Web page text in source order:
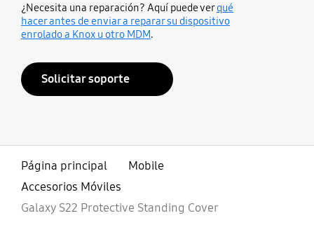
¿Necesita una reparación? Aquí puede verqué
hacer antes de enviar a reparar su dispositivo
enrolado a Knox u otro MDM.
Solicitar soporte
Página principal
Mobile
Accesorios Móviles
Galaxy S22 Protective Standing Cover